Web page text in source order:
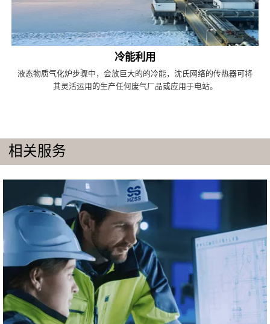
冷能利用
液态物质气化炉步骤中，会放巨大的的冷能，沈氏网络的传热器可将
其灵活运用的生产任何废气厂品或应用于电站。
相关服务